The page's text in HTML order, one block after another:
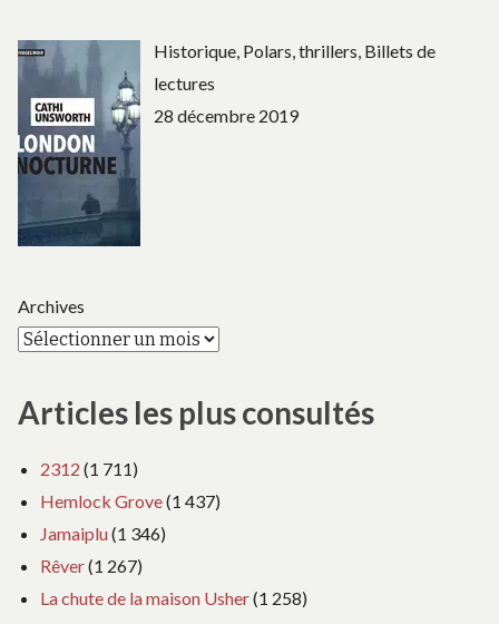
Historique, Polars, thrillers, Billets de
lectures
28 décembre 2019
Archives
Articles les plus consultés
2312 (1 711)
Hemlock Grove(1 437)
Jamaiplu(1 346)
Rêver(1 267)
La chute de la maison Usher(1 258)